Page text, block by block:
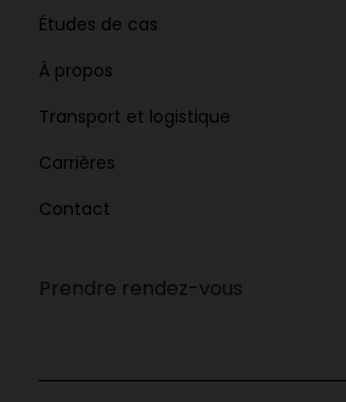
Études de cas
À propos
Transport et logistique
Carrières
Contact
Prendre rendez-vous